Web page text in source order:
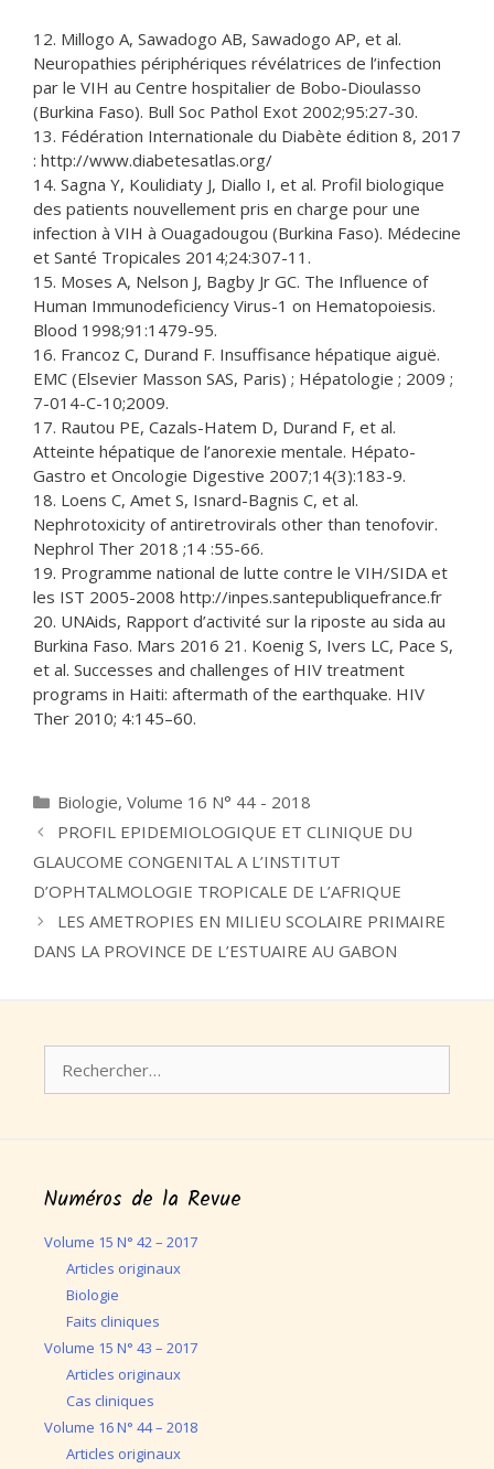
12. Millogo A, Sawadogo AB, Sawadogo AP, et al.
Neuropathies périphériques révélatrices de l’infection
par le VIH au Centre hospitalier de Bobo-Dioulasso
(Burkina Faso). Bull Soc Pathol Exot 2002;95:27-30.
13. Fédération Internationale du Diabète édition 8, 2017
: http://www.diabetesatlas.org/
14. Sagna Y, Koulidiaty J, Diallo I, et al. Profil biologique
des patients nouvellement pris en charge pour une
infection à VIH à Ouagadougou (Burkina Faso). Médecine
et Santé Tropicales 2014;24:307-11.
15. Moses A, Nelson J, Bagby Jr GC. The Influence of
Human Immunodeficiency Virus-1 on Hematopoiesis.
Blood 1998;91:1479-95.
16. Francoz C, Durand F. Insuffisance hépatique aiguë.
EMC (Elsevier Masson SAS, Paris) ; Hépatologie ; 2009 ;
7-014-C-10;2009.
17. Rautou PE, Cazals-Hatem D, Durand F, et al.
Atteinte hépatique de l’anorexie mentale. Hépato-
Gastro et Oncologie Digestive 2007;14(3):183-9.
18. Loens C, Amet S, Isnard-Bagnis C, et al.
Nephrotoxicity of antiretrovirals other than tenofovir.
Nephrol Ther 2018 ;14 :55-66.
19. Programme national de lutte contre le VIH/SIDA et
les IST 2005-2008 http://inpes.santepubliquefrance.fr
20. UNAids, Rapport d’activité sur la riposte au sida au
Burkina Faso. Mars 2016 21. Koenig S, Ivers LC, Pace S,
et al. Successes and challenges of HIV treatment
programs in Haiti: aftermath of the earthquake. HIV
Ther 2010; 4:145–60.
Catégories
Biologie, Volume 16 N° 44 - 2018
PROFIL EPIDEMIOLOGIQUE ET CLINIQUE DU
GLAUCOME CONGENITAL A L’INSTITUT
D’OPHTALMOLOGIE TROPICALE DE L’AFRIQUE
LES AMETROPIES EN MILIEU SCOLAIRE PRIMAIRE
DANS LA PROVINCE DE L’ESTUAIRE AU GABON
Numéros de la Revue
Volume 15 N° 42 – 2017
Articles originaux
Biologie
Faits cliniques
Volume 15 N° 43 – 2017
Articles originaux
Cas cliniques
Volume 16 N° 44 – 2018
Articles originaux